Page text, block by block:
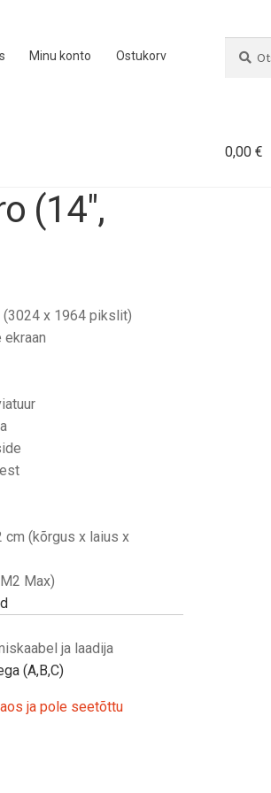
Minu konto Ostukorv
0,00 €
(14″,
(3024 x 1964 pikslit)
ekraan
cm (kõrgus x laius x
Max)
ja laadija
(A,B,C)
ja pole seetõttu